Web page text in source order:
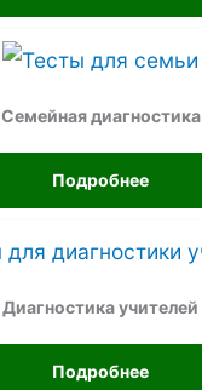
Семейная диагностика
Подробнее
Диагностика учителей
Подробнее